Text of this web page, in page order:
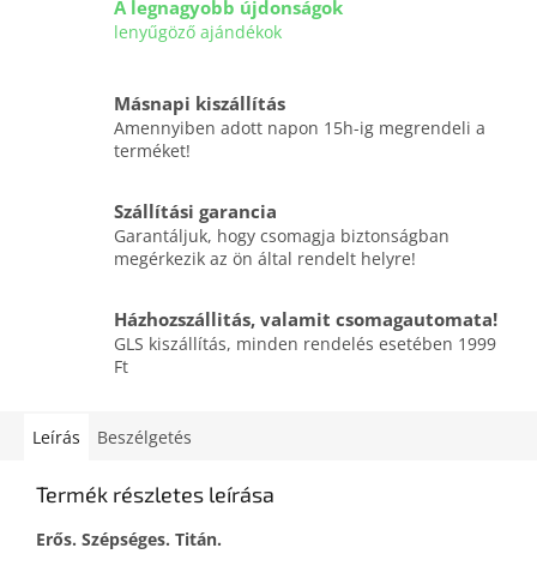
A legnagyobb újdonságok
lenyűgöző ajándékok
Másnapi kiszállítás
Amennyiben adott napon 15h-ig megrendeli a
terméket!
Szállítási garancia
Garantáljuk, hogy csomagja biztonságban
megérkezik az ön által rendelt helyre!
Házhozszállitás, valamit csomagautomata!
GLS kiszállítás, minden rendelés esetében 1999
Ft
Leírás Beszélgetés
Termék részletes leírása
Erős. Szépséges. Titán.